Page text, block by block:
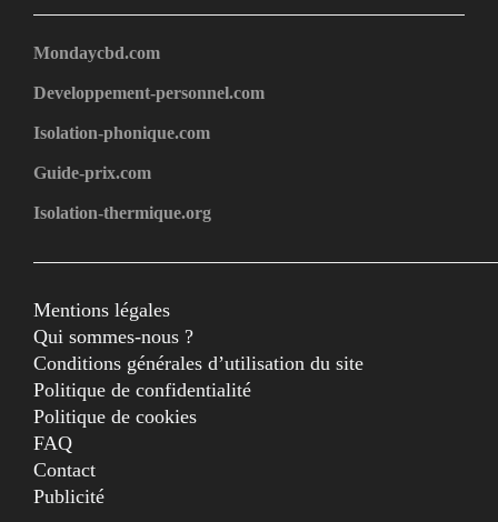
Mondaycbd.com
Developpement-personnel.com
Isolation-phonique.com
Guide-prix.com
Isolation-thermique.org
Mentions légales
Qui sommes-nous ?
Conditions générales d’utilisation du site
Politique de confidentialité
Politique de cookies
FAQ
Contact
Publicité